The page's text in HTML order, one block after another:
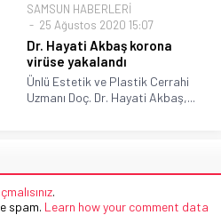
SAMSUN HABERLERİ
25 Ağustos 2020 15:07
Dr. Hayati Akbaş korona
virüse yakalandı
Ünlü Estetik ve Plastik Cerrahi
Uzmanı Doç. Dr. Hayati Akbaş,...
.
spam. Learn how your comment data